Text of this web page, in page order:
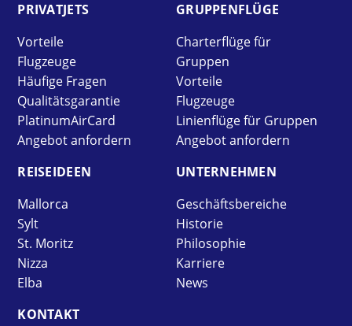
PRIVAT­JETS
Vorteile
Flugzeuge
Häufige Fragen
Qualitätsgarantie
PlatinumAirCard
Angebot anfordern
GRUPPEN­FLÜGE
Charterflüge für
Gruppen
Vorteile
Flugzeuge
Linienflüge für Gruppen
Angebot anfordern
REISE­IDEEN
Mallorca
Sylt
St. Moritz
Nizza
Elba
UNTER­NEHMEN
Geschäftsbereiche
Historie
Philosophie
Karriere
News
KONTAKT